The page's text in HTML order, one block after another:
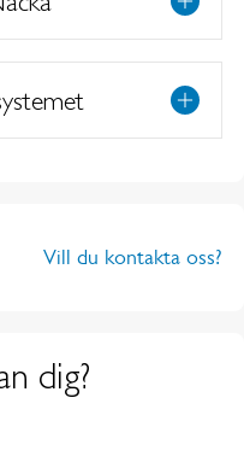
Vill du kontakta oss?
dig?